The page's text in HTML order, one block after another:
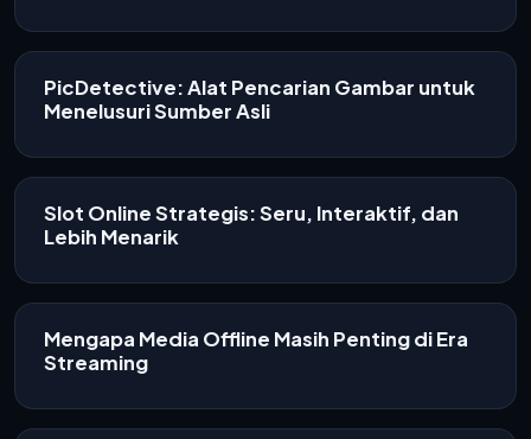
PicDetective: Alat Pencarian Gambar untuk
Menelusuri Sumber Asli
Slot Online Strategis: Seru, Interaktif, dan
Lebih Menarik
Mengapa Media Offline Masih Penting di Era
Streaming